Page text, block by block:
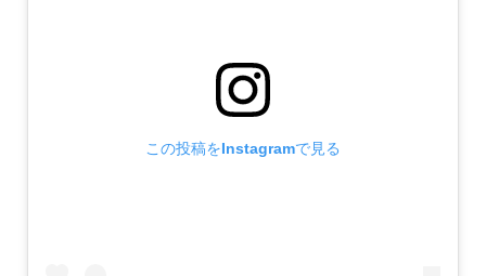
この投稿をInstagramで見る